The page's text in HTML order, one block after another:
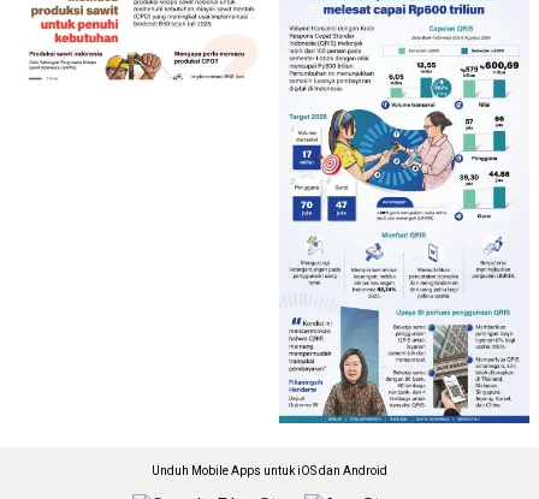
Unduh Mobile Apps untuk iOS dan Android